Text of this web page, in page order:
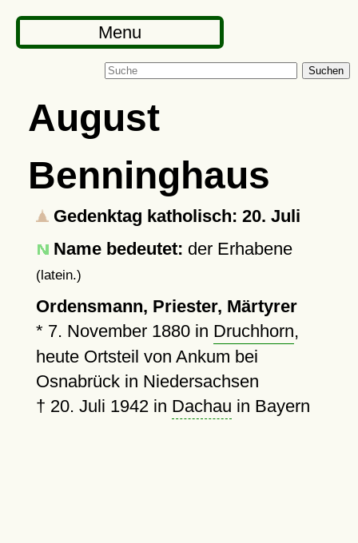
Menu
Suchen
August
Benninghaus
Gedenktag katholisch: 20. Juli
Name bedeutet: der Erhabene
(latein.)
Ordensmann, Priester, Märtyrer
* 7. November 1880in Druchhorn,
heute Ortsteil von Ankum bei
Osnabrück in Niedersachsen
† 20. Juli 1942in Dachau in Bayern